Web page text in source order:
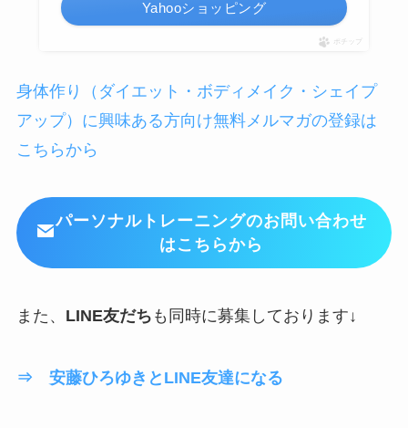
Yahooショッピング
ポチップ
身体作り（ダイエット・ボディメイク・シェイプ
アップ）に興味ある方向け無料メルマガの登録は
こちらから
パーソナルトレーニングのお問い合わせ
はこちらから
また、 LINE友だち も同時に募集しております↓
⇒ 安藤ひろゆきとLINE友達になる